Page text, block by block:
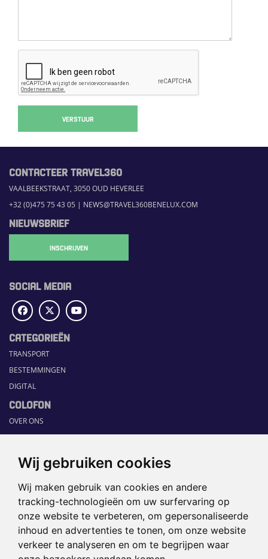
Wij gebruiken cookies
Wij maken gebruik van cookies en andere
tracking-technologieën om uw surfervaring op
onze website te verbeteren, om gepersonaliseerde
inhoud en advertenties te tonen, om onze website
verkeer te analyseren en om te begrijpen waar
VERSTUUR
CONTACTEER TRAVEL360
VAALBEEKSTRAAT, 3050 OUD HEVERLEE
+32 (0)475 75 43 05 | NEWS@TRAVEL360BENELUX.COM
NIEUWSBRIEF
INSCHRIJVEN
SOCIAL MEDIA
CATEGORIEËN
TRANSPORT
BESTEMMINGEN
DIGITAL
COLOFON
OVER ONS
COMMUNICATION PLATFORM
RUBRIEKEN
HOME
SECTORGIDS
JOBS
HAPPENING